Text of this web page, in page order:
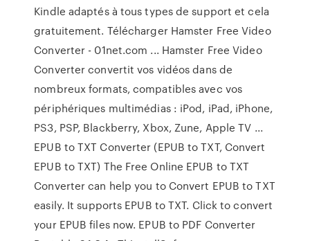
Kindle adaptés à tous types de support et cela
gratuitement. Télécharger Hamster Free Video
Converter - 01net.com ... Hamster Free Video
Converter convertit vos vidéos dans de
nombreux formats, compatibles avec vos
périphériques multimédias : iPod, iPad, iPhone,
PS3, PSP, Blackberry, Xbox, Zune, Apple TV ...
EPUB to TXT Converter (EPUB to TXT, Convert
EPUB to TXT) The Free Online EPUB to TXT
Converter can help you to Convert EPUB to TXT
easily. It supports EPUB to TXT. Click to convert
your EPUB files now. EPUB to PDF Converter